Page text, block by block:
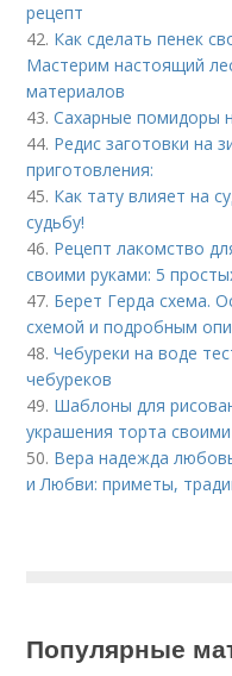
рецепт
42. Как сделать пенек
Мастерим настоящий
материалов
43.Сахарные помидоры
44. Редис заготовки на
приготовления:
45. Как тату влияет на
судьбу!
46. Рецепт лакомство
своими руками: 5
47. Берет Герда схема.
схемой и подробным
48.Чебуреки на воде
чебуреков
49. Шаблоны для
украшения торта
50. Вера надежда
и Любви: приметы,
Популярные